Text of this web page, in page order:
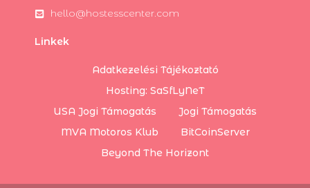
hello@hostesscenter.com
Linkek
Adatkezelési Tájékoztató
Hosting: SaSfLyNeT
USA Jogi Támogatás
Jogi Támogatás
MVA Motoros Klub
BitCoinServer
Beyond The Horizont